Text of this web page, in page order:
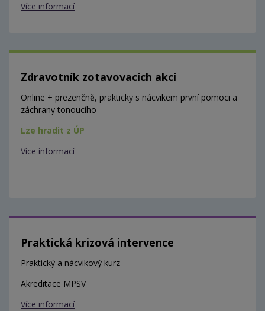
Více informací
Zdravotník zotavovacích akcí
Online + prezenčně, prakticky s nácvikem první pomoci a
záchrany tonoucího
Lze hradit z ÚP
Více informací
Praktická krizová intervence
Praktický a nácvikový kurz
Akreditace MPSV
Více informací